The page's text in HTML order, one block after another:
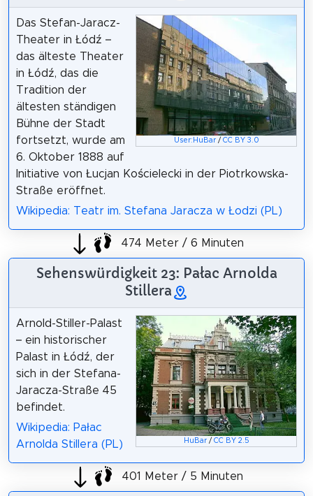
User:HuBar/ CC BY 3.0
Das Stefan-Jaracz-
Theater in Łódź –
das älteste Theater
in Łódź, das die
Tradition der
ältesten ständigen
Bühne der Stadt
fortsetzt, wurde am
6. Oktober 1888 auf
Initiative von Łucjan Kościelecki in der Piotrkowska-
Straße eröffnet.
Wikipedia: Teatr im. Stefana Jaracza w Łodzi (PL)
474 Meter / 6 Minuten
Sehenswürdigkeit 23: Pałac Arnolda
Stillera
HuBar/ CC BY 2.5
Arnold-Stiller-Palast
– ein historischer
Palast in Łódź, der
sich in der Stefana-
Jaracza-Straße 45
befindet.
Wikipedia: Pałac
Arnolda Stillera (PL)
401 Meter / 5 Minuten